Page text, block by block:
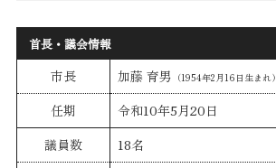
首長・議会情報
市長 加藤 育男 （1954年2月16日生まれ）
任期
令和10年5月20日
議員数
18名